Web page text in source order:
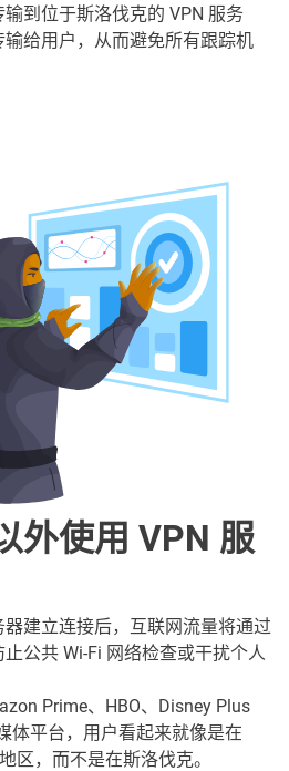
到位于斯洛伐克的 VPN 服务
给用户，从而避免所有跟踪机
外使用 VPN 服
建立连接后，互联网流量将通过
公共 Wi-Fi 网络检查或干扰个人
Prime、HBO、Disney Plus
体平台，用户看起来就像是在
区，而不是在斯洛伐克。